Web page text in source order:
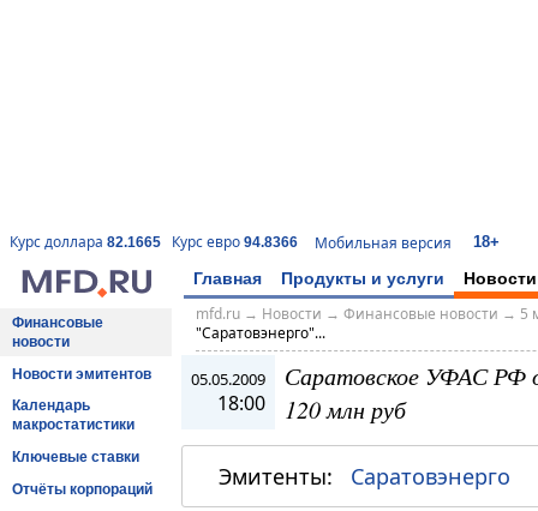
Курс доллара 82.1665 Курс евро 94.8366 Мобильная версия 18+
Главная Продукты и услуги Новости
Финансовые
новости
Новости эмитентов
Календарь
макростатистики
Ключевые ставки
Отчёты корпораций
mfd.ru→ Новости → Финансовые новости → 5
"Саратовэнерго"...
05.05.2009
18:00
Саратовское УФАС РФ
120 млн руб
Эмитенты: Саратовэнерго